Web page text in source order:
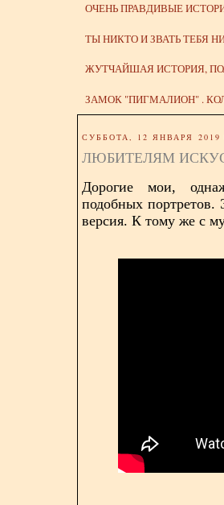
ОЧЕНЬ ПРАВДИВЫЕ
ТЫ НИКТО И ЗВАТЬ ТЕБЯ
ЖУТЧАЙШАЯ ИСТОРИЯ,
ЗАМОК "ПИГМАЛИОН" .
СУББОТА, 12 ЯНВАРЯ 2019
ЛЮБИТЕЛЯМ
Дорогие мои,
подобных портретов.
версия. К тому же с